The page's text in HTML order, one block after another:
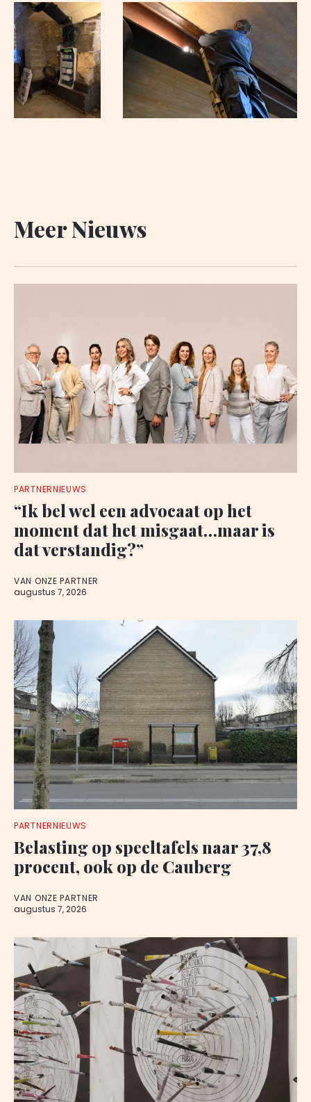
Meer Nieuws
PARTNERNIEUWS
“Ik bel wel een advocaat op het
moment dat het misgaat…maar is
dat verstandig?”
VAN ONZE PARTNER
augustus 7, 2026
PARTNERNIEUWS
Belasting op speeltafels naar 37,8
procent, ook op de Cauberg
VAN ONZE PARTNER
augustus 7, 2026